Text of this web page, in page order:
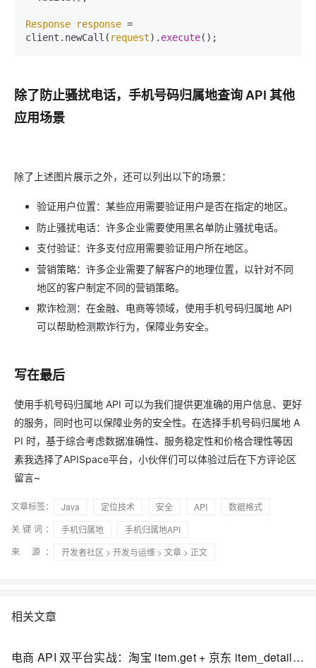
Response response =
client.newCall( request). execute();
除了防止骚扰电话，手机号码归属地查询 API 其他
应用场景
除了上述图片展示之外，还可以列出以下的场景：
验证用户位置：某些应用需要验证用户是否在指定的地区。
防止骚扰电话：许多企业需要使用黑名单防止骚扰电话。
支付验证：许多支付应用需要验证用户所在地区。
营销策略：许多企业需要了解客户的地理位置，以针对不同
地区的客户制定不同的营销策略。
欺诈检测：在金融、电商等领域，使用手机号码归属地 API
可以帮助检测欺诈行为，保障业务安全。
写在最后
使用手机号码归属地 API 可以为我们提供更准确的用户信息、更好
的服务，同时也可以保障业务的安全性。在选择手机号码归属地 A
PI 时，基于综合考虑数据准确性、服务稳定性和价格合理性等因
素我选择了APISpace平台，小伙伴们可以体验过后在下方评论区
留言~
文章标签： Java 定位技术 安全 API
数据格式
关键词：
手机归属地
手机归属地API
来 源：
开发者社区 > 开发与运维 > 文章 > 正文
相关文章
电商 API 双平台实战：淘宝 item.get + 京东 item_detail 对接指南（附可复用代码 + 问题排查）